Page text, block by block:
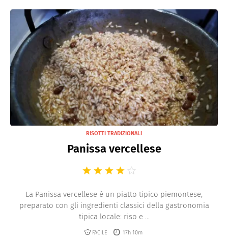
RISOTTI TRADIZIONALI
Panissa vercellese
La Panissa vercellese è un piatto tipico piemontese,
preparato con gli ingredienti classici della gastronomia
tipica locale: riso e ...
FACILE 17h 10m